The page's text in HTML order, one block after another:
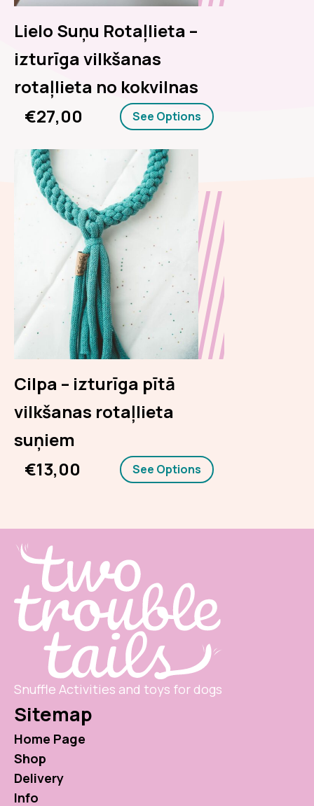
Lielo Suņu Rotaļlieta –
izturīga vilkšanas
rotaļlieta no kokvilnas
€27,00
See Options
Cilpa – izturīga pītā
vilkšanas rotaļlieta
suņiem
€13,00
See Options
Snuffle Activities and toys for dogs
Sitemap
Home Page
Shop
Delivery
Info